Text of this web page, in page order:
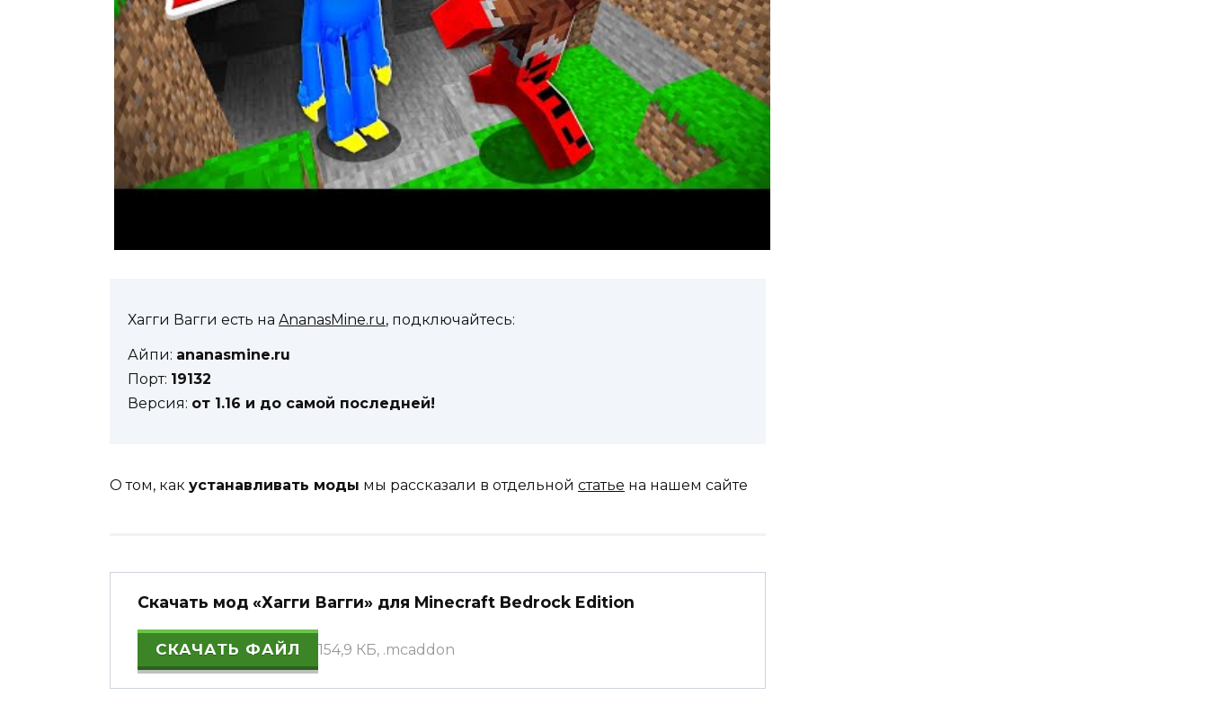
Хагги Вагги есть на AnanasMine.ru, подключайтесь:
Айпи: ananasmine.ru
Порт: 19132
Версия: от 1.16 и до самой последней!
О том, как устанавливать моды мы рассказали в отдельной статье на нашем сайте
Скачать мод «Хагги Вагги» для Minecraft Bedrock Edition
СКАЧАТЬ ФАЙЛ 154,9 КБ, .mcaddon